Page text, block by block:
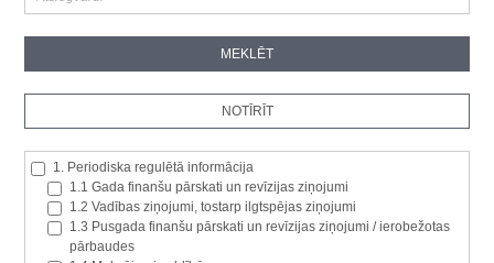
1. Periodiska regulētā informācija
1.1 Gada finanšu pārskati un revīzijas ziņojumi
1.2 Vadības ziņojumi, tostarp ilgtspējas ziņojumi
1.3 Pusgada finanšu pārskati un revīzijas ziņojumi / ierobežotas
pārbaudes